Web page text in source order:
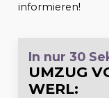
informieren!
In nur 30
UMZUG
WERL: